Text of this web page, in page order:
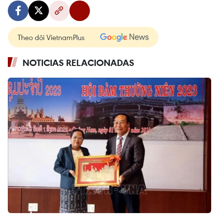
Theo dõi VietnamPlus
NOTICIAS RELACIONADAS